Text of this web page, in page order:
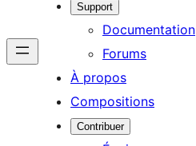
Support
Documentation
Forums
À propos
Compositions
Contribuer